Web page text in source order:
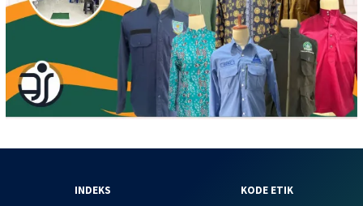
INDEKS
KODE ETIK